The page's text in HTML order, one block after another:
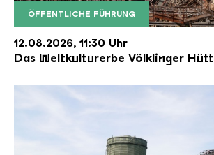
ÖFFENTLICHE FÜHRUNG
Der Erzschrägaufzug der
Copyright: Weltkulturerbe
12.08.2026, 11:30 Uhr
Das Weltkulturerbe Völklinger